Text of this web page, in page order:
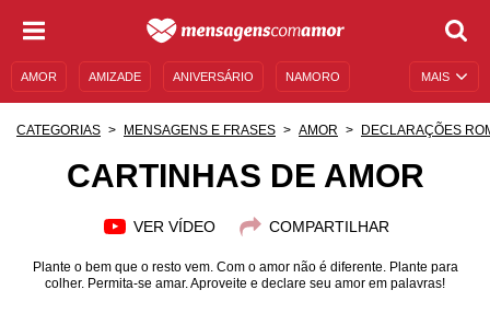
MAIS
AMOR AMIZADE ANIVERSÁRIO NAMORO
CATEGORIAS MENSAGENS E FRASES AMOR DECLARAÇÕES
CARTINHAS DE AMOR
VER VÍDEO COMPARTILHAR
Plante o bem que o resto vem. Com o amor não é diferente. Plante para
colher. Permita-se amar. Aproveite e declare seu amor em palavras!